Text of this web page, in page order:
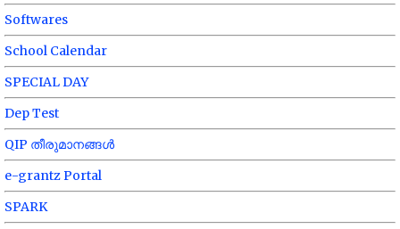
Softwares
School Calendar
SPECIAL DAY
Dep Test
QIP തീരുമാനങ്ങൾ
e-grantz Portal
SPARK